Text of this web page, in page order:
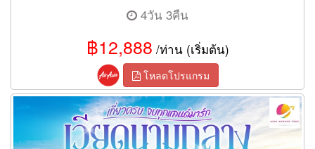
4วัน 3คืน
฿12,888 /ท่าน (เริ่มต้น)
โหลดโปรแกรม
ทัวร์เวียดนามกลาง เที่ยวครบ จบทุกแลนด์มาร์ก ดานัง ฮอยอัน พักบา
นาฮิลล์ 1 คืน พัก ดานัง 2 คืน 4 วัน 3 คืน